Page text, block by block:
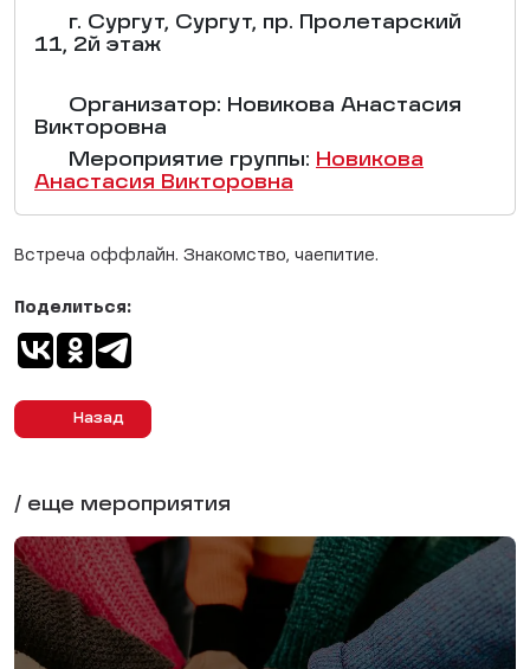
г. Сургут, Сургут, пр. Пролетарский
11, 2й этаж
Организатор: Новикова Анастасия
Викторовна
Мероприятие группы: Новикова
Анастасия Викторовна
Встреча оффлайн. Знакомство, чаепитие.
Назад
Поделиться:
/ еще мероприятия